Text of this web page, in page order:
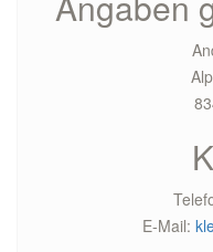
E-Mail: